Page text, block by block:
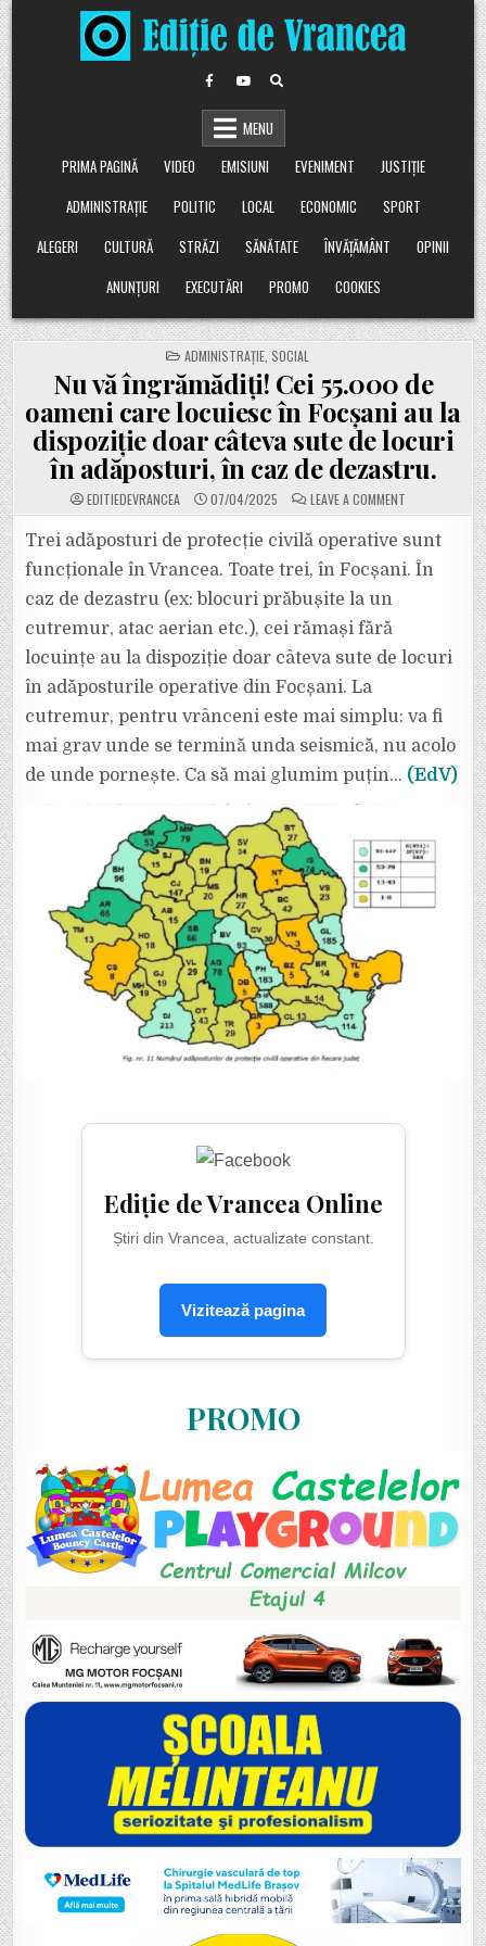
Skip
to
content
MENU
PRIMA PAGINĂ
VIDEO EMISIUNI EVENIMENT
JUSTIȚIE
ADMINISTRAȚIE
POLITIC LOCAL ECONOMIC
SPORT
ALEGERI
CULTURĂ STRĂZI SĂNĂTATE ÎNVĂȚĂMÂNT
OPINII
ANUNȚURI
EXECUTĂRI PROMO COOKIES
POSTED
IN
ADMINISTRAȚIE SOCIAL
Nu vă îngrămădiți! Cei 55.000 de
oameni care locuiesc în Focșani au la
dispoziție doar câteva sute de locuri
în adăposturi, în caz de dezastru.
EDITIEDEVRANCEA 07/04/2025 LEAVE A COMMENTON
NU
ÎNGRĂMĂDIȚI!
CEI
55.000
DE
AU
LA
CÂTEVA
SUTE
LOCURI
ADĂPOSTURI,
ÎN
Trei adăposturi de protecție civilă operative sunt
funcționale în Vrancea. Toate trei, în Focșani. În
caz de dezastru (ex: blocuri prăbușite la un
cutremur, atac aerian etc.), cei rămași fără
locuințe au la dispoziție doar câteva sute de locuri
în adăposturile operative din Focșani. La
cutremur, pentru vrânceni este mai simplu: va fi
mai grav unde se termină unda seismică, nu acolo
de unde pornește. Ca să mai glumim puțin… (EdV)
Ediție de Vrancea Online
Știri din Vrancea, actualizate constant.
Vizitează pagina
PROMO